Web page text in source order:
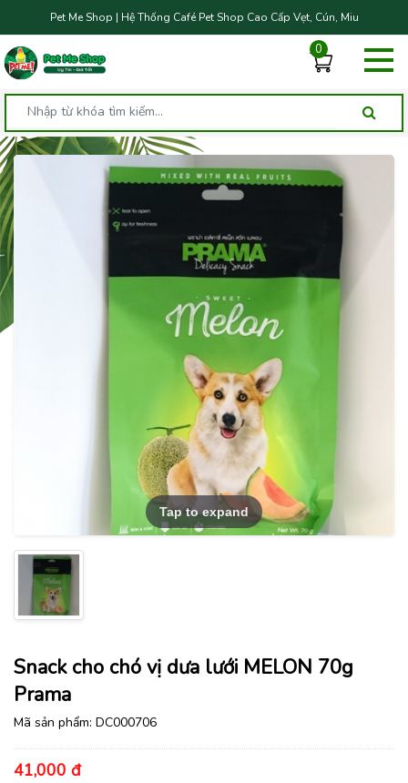
Pet Me Shop | Hệ Thống Café Pet Shop Cao Cấp Vẹt, Cún, Miu
0
Tap to expand
Snack cho chó vị dưa lưới MELON 70g
Prama
Mã sản phẩm: DC000706
41,000 đ